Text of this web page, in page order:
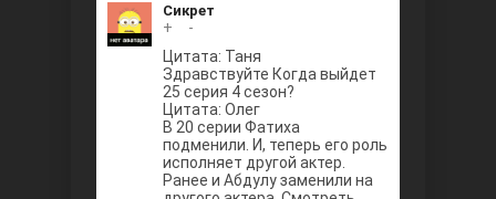
Сикрет
+
-
Цитата: Таня
Здравствуйте Когда выйдет
25 серия 4 сезон?
Цитата: Олег
В 20 серии Фатиха
подменили. И, теперь его роль
исполняет другой актер.
Ранее и Абдулу заменили на